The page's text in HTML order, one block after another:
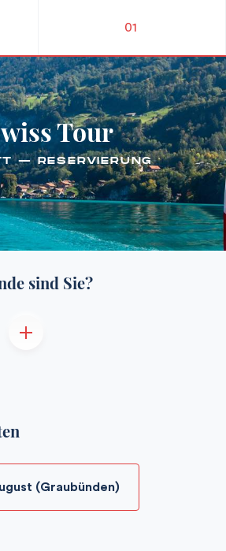
01
Tour
— RESERVIERUNG
sind Sie?
(Graubünden)